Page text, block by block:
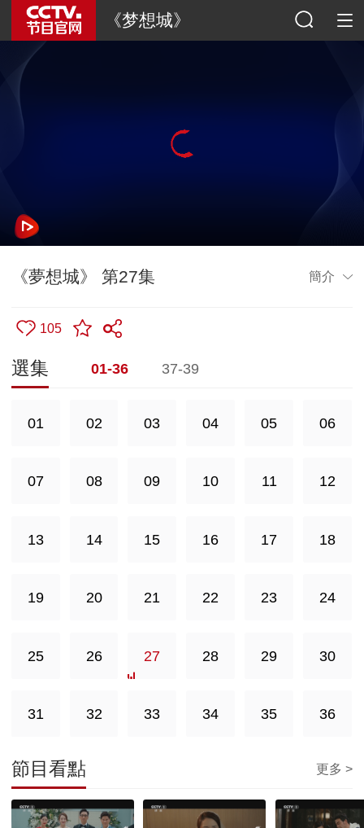
《梦想城》
《夢想城》 第27集 簡介
105
選集 01-36 37-39
01 02 03 04 05 06
07 08 09 10 11 12
13 14 15 16 17 18
19 20 21 22 23 24
25 26 27 28 29 30
31 32 33 34 35 36
節目看點 更多 >